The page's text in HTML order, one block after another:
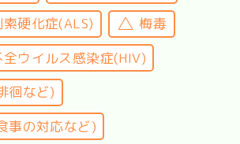
硬化症(ALS)
梅毒
全ウイルス感染症(HIV)
徊など)
事の対応など)